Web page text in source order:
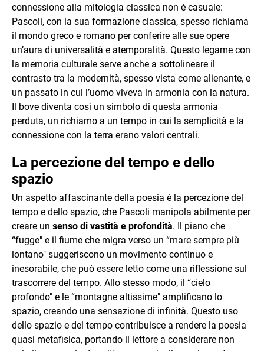
connessione alla mitologia classica non è casuale:
Pascoli, con la sua formazione classica, spesso richiama
il mondo greco e romano per conferire alle sue opere
un’aura di universalità e atemporalità. Questo legame con
la memoria culturale serve anche a sottolineare il
contrasto tra la modernità, spesso vista come alienante, e
un passato in cui l’uomo viveva in armonia con la natura.
Il bove diventa così un simbolo di questa armonia
perduta, un richiamo a un tempo in cui la semplicità e la
connessione con la terra erano valori centrali.
La percezione del tempo e dello
spazio
Un aspetto affascinante della poesia è la percezione del
tempo e dello spazio, che Pascoli manipola abilmente per
creare un senso di vastità e profondità. Il piano che
“fugge" e il fiume che migra verso un “mare sempre più
lontano" suggeriscono un movimento continuo e
inesorabile, che può essere letto come una riflessione sul
trascorrere del tempo. Allo stesso modo, il “cielo
profondo" e le “montagne altissime" amplificano lo
spazio, creando una sensazione di infinità. Questo uso
dello spazio e del tempo contribuisce a rendere la poesia
quasi metafisica, portando il lettore a considerare non